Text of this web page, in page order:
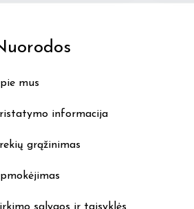
be
mus
informacija
grąžinimas